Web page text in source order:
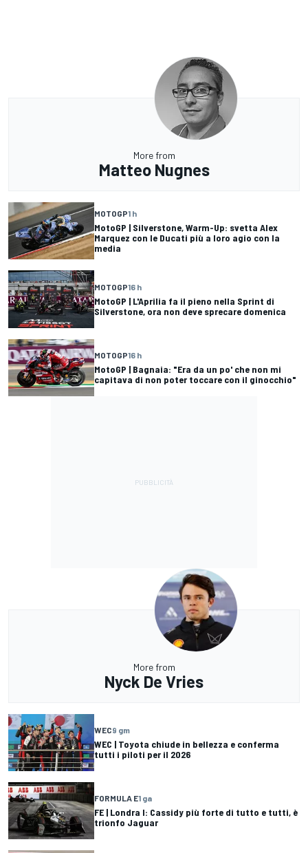
More from
Matteo Nugnes
MOTOGP1 h
MotoGP | Silverstone, Warm-Up: svetta Alex
Marquez con le Ducati più a loro agio con la
media
MOTOGP16 h
MotoGP | L'Aprilia fa il pieno nella Sprint di
Silverstone, ora non deve sprecare domenica
MOTOGP16 h
MotoGP | Bagnaia: "Era da un po' che non mi
capitava di non poter toccare con il ginocchio"
More from
Nyck De Vries
WEC9 gm
WEC | Toyota chiude in bellezza e conferma
tutti i piloti per il 2026
FORMULA E1 ga
FE | Londra I: Cassidy più forte di tutto e tutti, è
trionfo Jaguar